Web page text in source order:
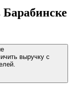
выручку с